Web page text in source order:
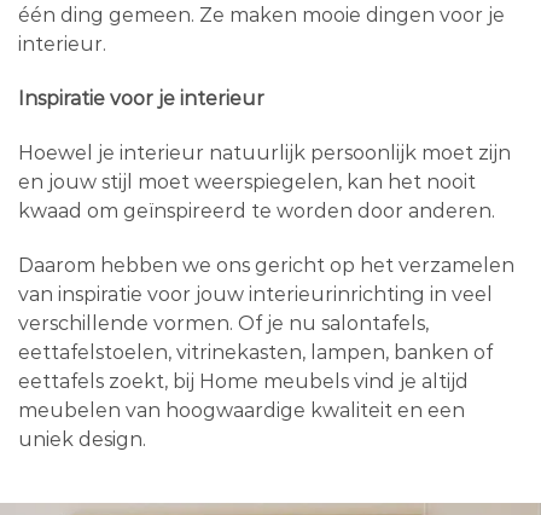
één ding gemeen. Ze maken mooie dingen voor je
interieur.
Inspiratie voor je interieur
Hoewel je interieur natuurlijk persoonlijk moet zijn
en jouw stijl moet weerspiegelen, kan het nooit
kwaad om geïnspireerd te worden door anderen.
Daarom hebben we ons gericht op het verzamelen
van inspiratie voor jouw interieurinrichting in veel
verschillende vormen. Of je nu salontafels,
eettafelstoelen, vitrinekasten, lampen, banken of
eettafels zoekt, bij Home meubels vind je altijd
meubelen van hoogwaardige kwaliteit en een
uniek design.